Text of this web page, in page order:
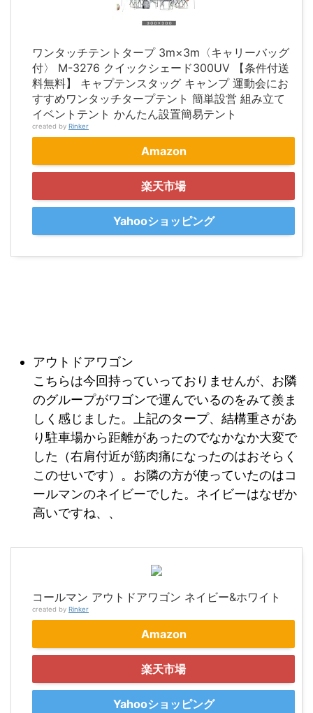
ワンタッチテントタープ 3m×3m〈キャリーバッグ
付〉 M-3276 クイックシェード300UV 【条件付送
料無料】 キャプテンスタッグ キャンプ 運動会にお
すすめワンタッチタープテント 簡単設営 組み立て
イベントテント かんたん設置簡易テント
created by Rinker
Amazon
楽天市場
Yahooショッピング
アウトドアワゴン
こちらは今回持っていっておりませんが、お隣
のグループがワゴンで運んでいるのをみて羨ま
しく感じました。上記のタープ、結構重さがあ
り駐車場から距離があったのでなかなか大変で
した（右肩付近が筋肉痛になったのはおそらく
このせいです）。お隣の方が使っていたのはコ
ールマンのネイビーでした。ネイビーはなぜか
高いですね、、
コールマン アウトドアワゴン ネイビー&ホワイト
created by Rinker
Amazon
楽天市場
Yahooショッピング